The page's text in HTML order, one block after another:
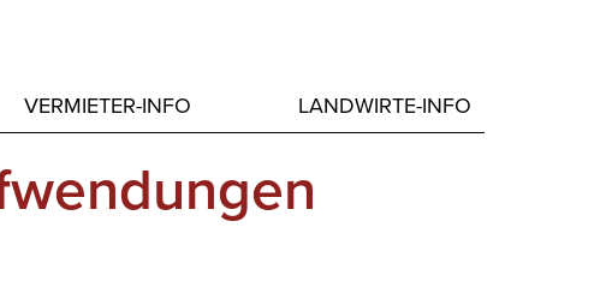
VERMIETER-INFO LANDWIRTE-INFO